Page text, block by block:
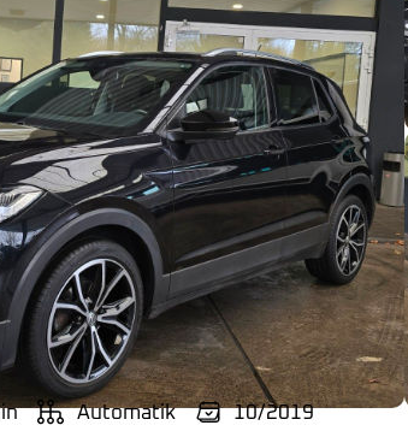
Automatik 10/2019